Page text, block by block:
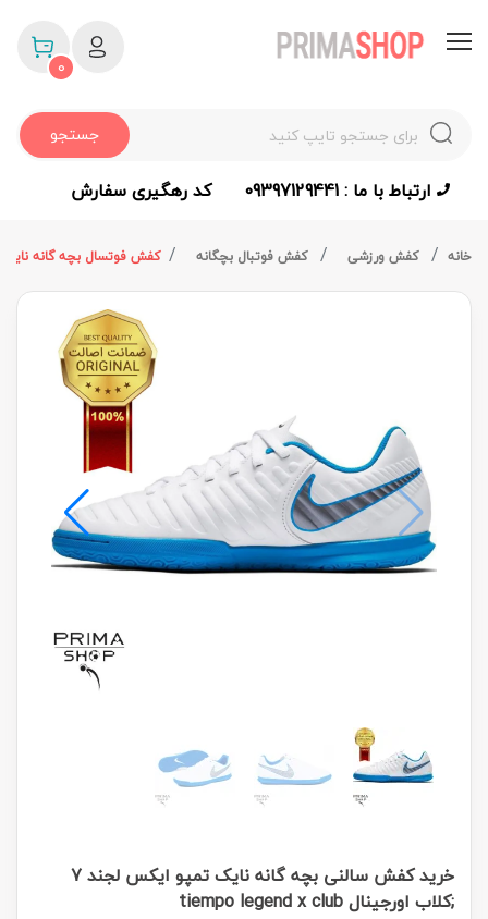
جستجو
0
ارتباط با ما : 09397129441 کد رهگیری سفارش
خانه کفش ورزشی کفش فوتبال بچگانه کفش فوتسال بچه گانه نایک تمپو ایکس
خرید کفش سالنی بچه گانه نایک تمپو ایکس لجند 7
;کلاب اورجینال tiempo legend x club